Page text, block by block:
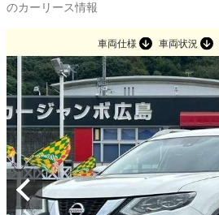
のカーリース情報
車両仕様 車両状況